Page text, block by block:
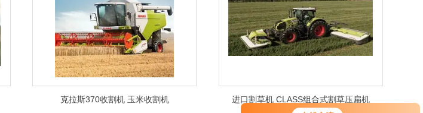
克拉斯370收割机 玉米收割机 进口割草机 CLASS组合式割草压扁机